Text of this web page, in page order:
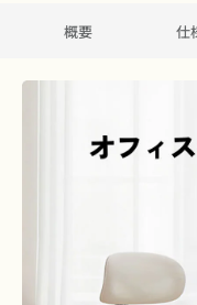
概要 仕